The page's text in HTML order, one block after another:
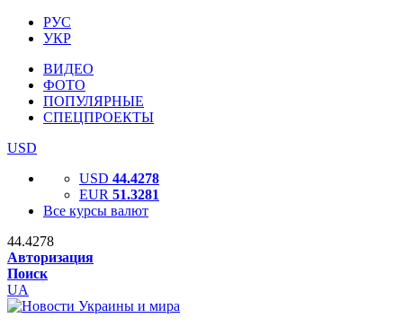
РУС
УКР
ВИДЕО
ФОТО
ПОПУЛЯРНЫЕ
СПЕЦПРОЕКТЫ
USD
USD 44.4278
EUR 51.3281
Все курсы валют
44.4278
Авторизация
Поиск
UA